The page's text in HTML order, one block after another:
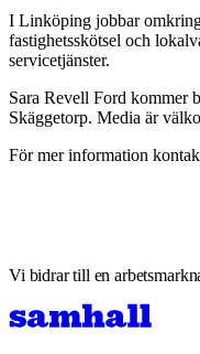
I Linköping jobbar
fastighetsskötsel och
servicetjänster.
Sara Revell Ford kommer
Skäggetorp. Media är
För mer information
Vi bidrar till en